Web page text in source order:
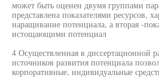
может быть оценен двумя группами
представлена показателями ресурсов,
наращивание потенциала, а вторая -
истощающими потенциал
4 Осуществленная в диссертационной
источников развития потенциала
корпоративные, индивидуальные